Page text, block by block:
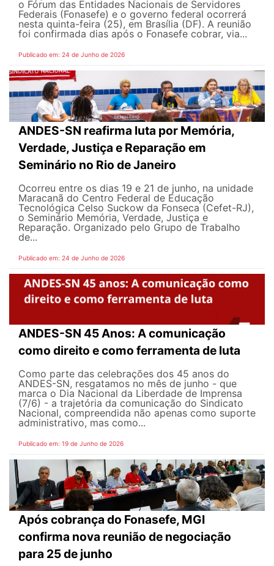
o Fórum das Entidades Nacionais de Servidores
Federais (Fonasefe) e o governo federal ocorrerá
nesta quinta-feira (25), em Brasília (DF). A reunião
foi confirmada dias após o Fonasefe cobrar, via...
Publicado em: 24 de Junho de 2026
ANDES-SN reafirma luta por Memória,
Verdade, Justiça e Reparação em
Seminário no Rio de Janeiro
Ocorreu entre os dias 19 e 21 de junho, na unidade
Maracanã do Centro Federal de Educação
Tecnológica Celso Suckow da Fonseca (Cefet-RJ),
o Seminário Memória, Verdade, Justiça e
Reparação. Organizado pelo Grupo de Trabalho
de...
Publicado em: 24 de Junho de 2026
ANDES-SN 45 Anos: A comunicação
como direito e como ferramenta de luta
Como parte das celebrações dos 45 anos do
ANDES-SN, resgatamos no mês de junho - que
marca o Dia Nacional da Liberdade de Imprensa
(7/6) - a trajetória da comunicação do Sindicato
Nacional, compreendida não apenas como suporte
administrativo, mas como...
Publicado em: 19 de Junho de 2026
Após cobrança do Fonasefe, MGI
confirma nova reunião de negociação
para 25 de junho